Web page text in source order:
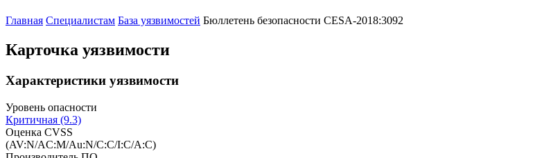
Главная Специалистам База уязвимостей Бюллетень безопасности CESA-2018:3092
Карточка уязвимости
Характеристики уязвимости
Уровень опасности
Критичная (9.3)
Оценка CVSS
(AV:N/AC:M/Au:N/C:C/I:C/A:C)